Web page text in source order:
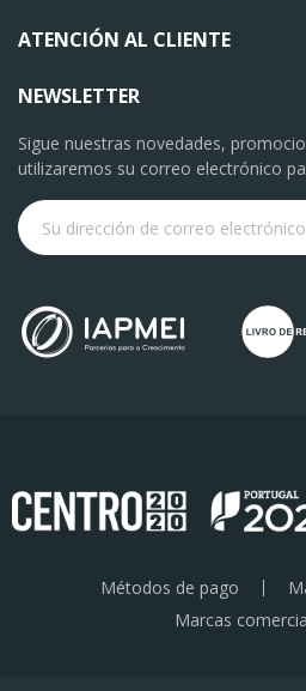
ATENCIÓN AL CLIENTE
NEWSLETTER
Sigue nuestras novedades,
utilizaremos su correo electrónico
Métodos de pago
Marcas